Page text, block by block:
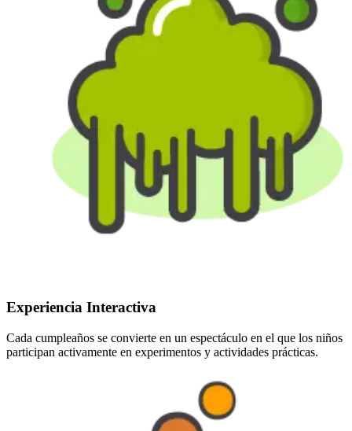
Experiencia Interactiva
Cada cumpleaños se convierte en un espectáculo en el que los niños
participan activamente en experimentos y actividades prácticas.